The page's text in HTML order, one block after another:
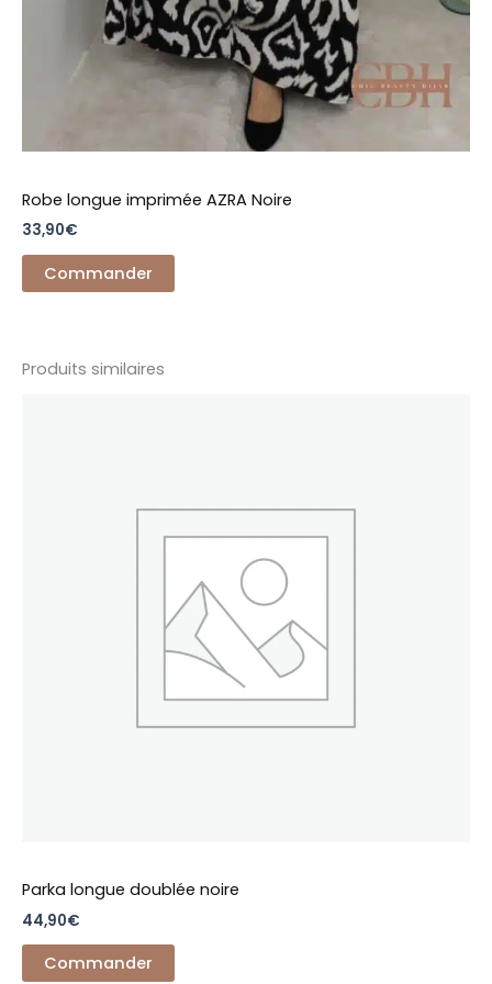
Robe longue imprimée AZRA Noire
33,90€
Commander
Produits similaires
Parka longue doublée noire
44,90€
Commander
variations.
Les
peuvent
être
choisies
la
page